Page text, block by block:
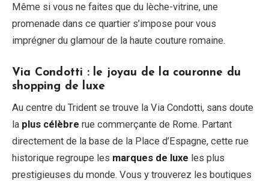
Même si vous ne faites que du lèche-vitrine, une
promenade dans ce quartier s’impose pour vous
imprégner du glamour de la haute couture romaine.
Via Condotti : le joyau de la couronne du
shopping de luxe
Au centre du Trident se trouve la Via Condotti, sans doute
la plus célèbre rue commerçante de Rome. Partant
directement de la base de la Place d’Espagne, cette rue
historique regroupe les marques de luxe les plus
prestigieuses du monde. Vous y trouverez les boutiques